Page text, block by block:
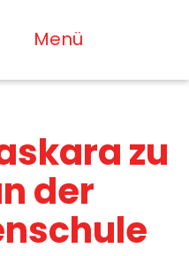
Menü
zu
der